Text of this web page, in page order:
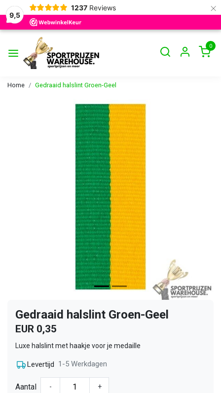
9,5
1237 Reviews ×
0
Home Gedraaid halslint Groen-Geel
Gedraaid halslint Groen-Geel
EUR 0,35
Luxe halslint met haakje voor je medaille
Levertijd 1-5 Werkdagen
Aantal - +